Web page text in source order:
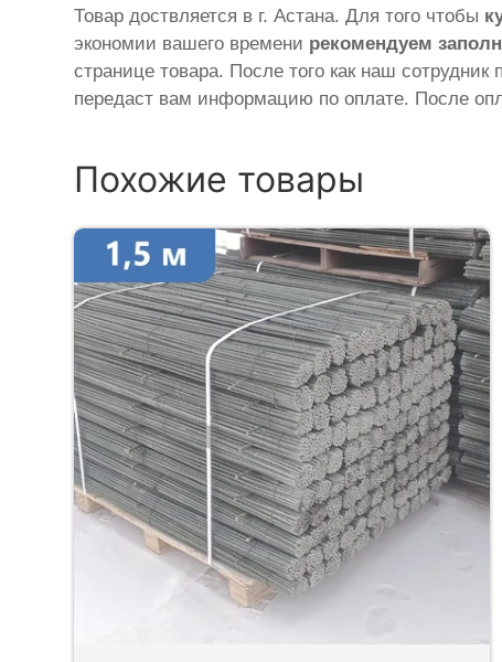
Товар доствляется в г. Астана. Для того чтобы
экономии вашего времени рекомендуем
странице товара. После того как наш
передаст вам информацию по оплате. После
Похожие товары